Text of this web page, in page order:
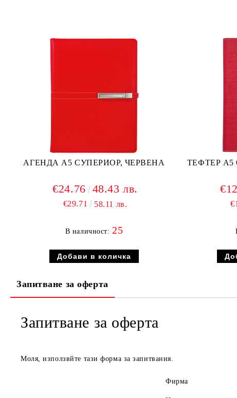
АГЕНДА А5 СУПЕРИОР, ЧЕРВЕНА
€24.76 48.43 лв.
€29.71 58.11 лв.
В наличност:25
ТЕФТЕР
Запитване за оферта
Запитване за оферта
Моля, използвйте тази форма за запитвания.
Фирма